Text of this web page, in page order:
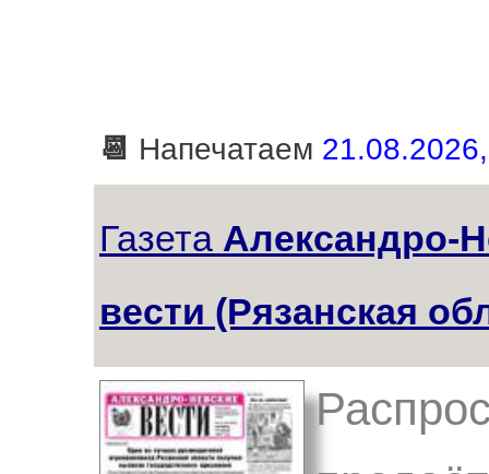
📆 Напечатаем
Газета Александро-
вести (Рязанская